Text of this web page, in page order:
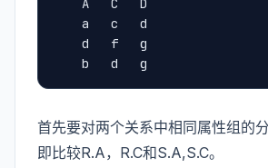
	A	C	D
	a	c	d
	d	f	g
	b	d	g
首先要对两个关系中相同属性组的
即比较R.A，R.C和S.A,S.C。